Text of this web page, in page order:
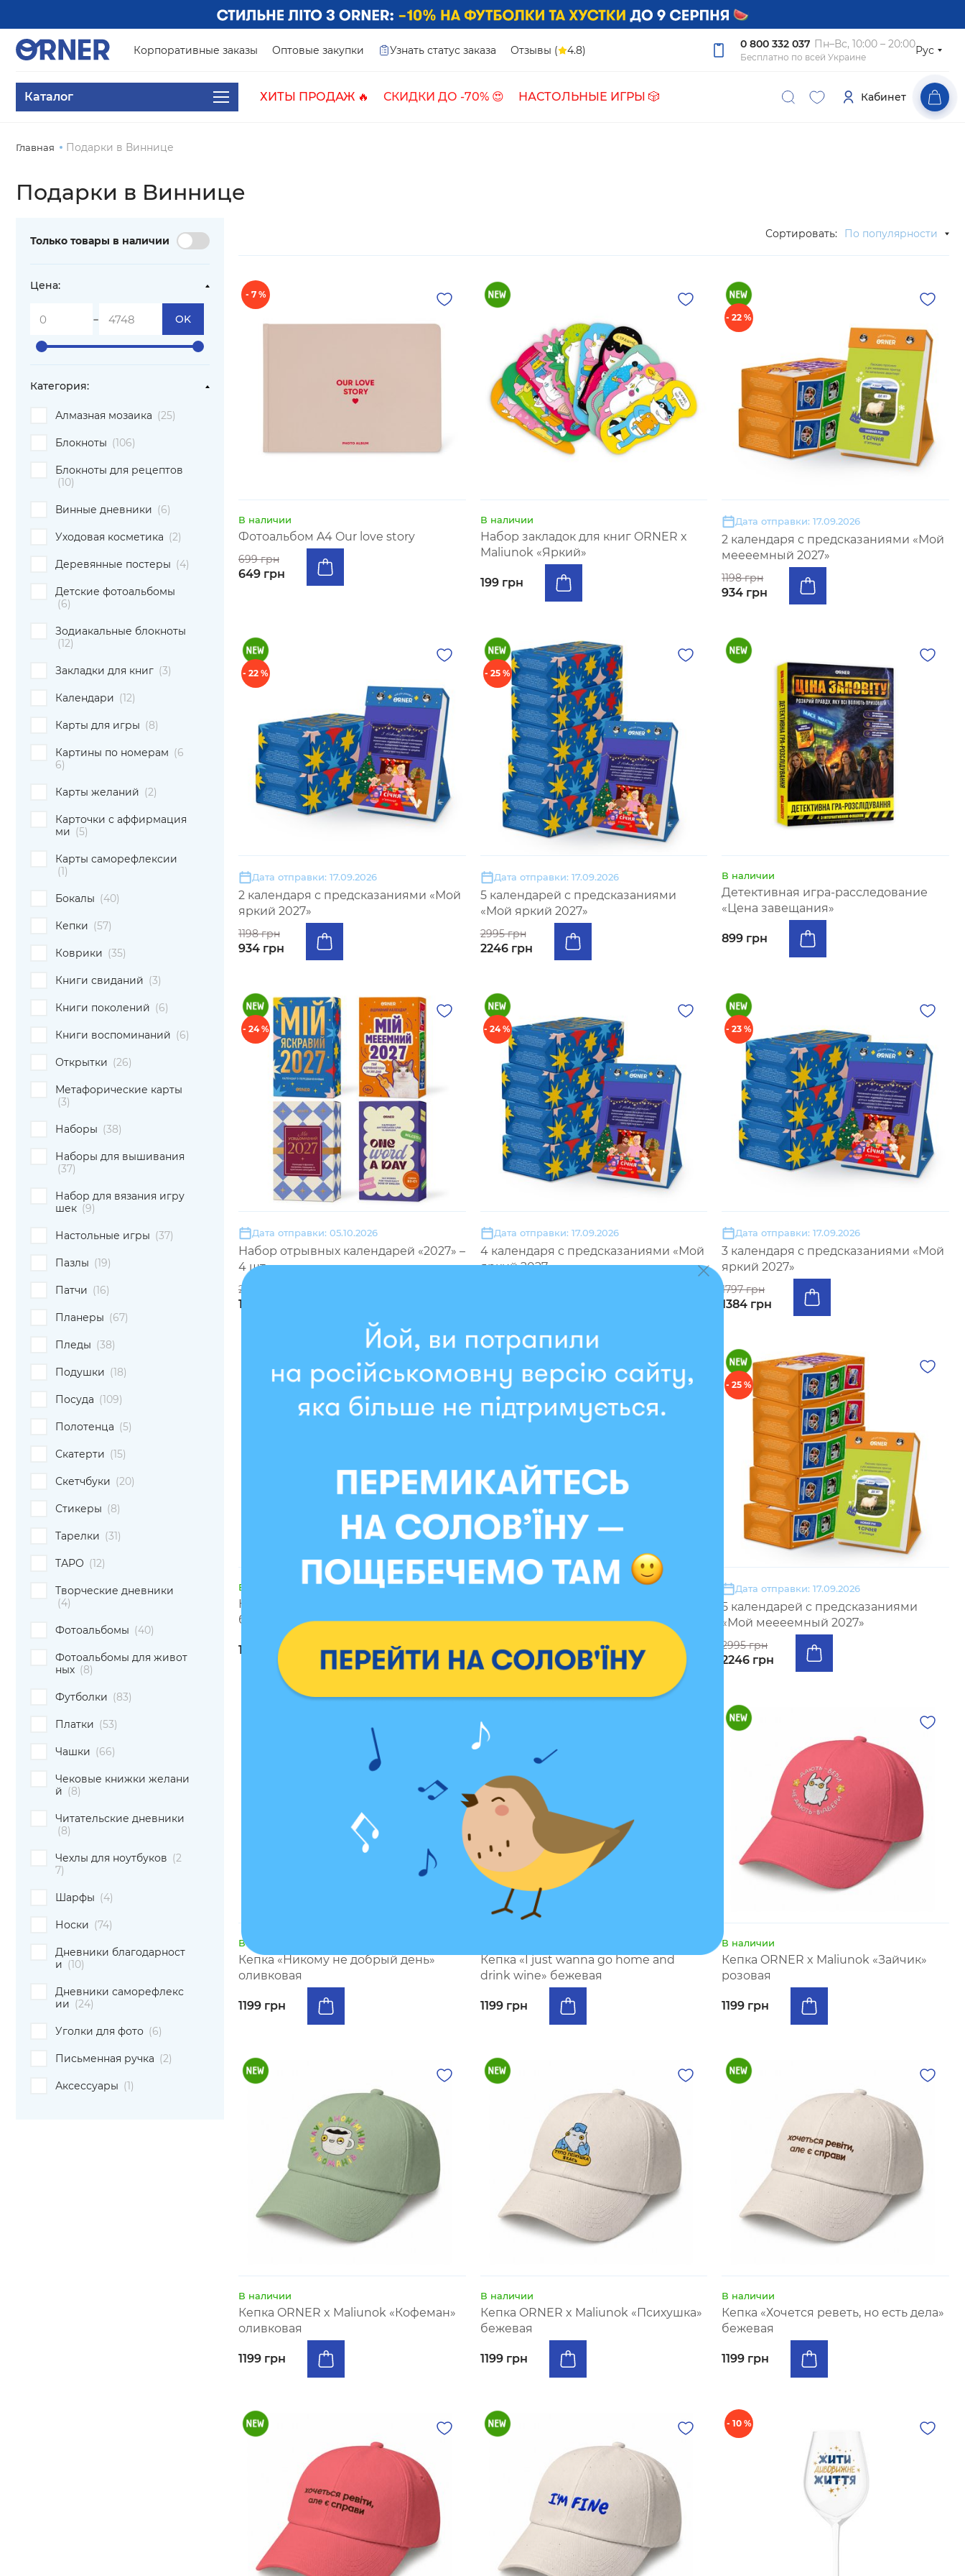
Корпоративные заказы Оптовые закупки Узнать статус заказа Отзывы ( 4.8) 0 800 332 037 Пн–Вс, 10:00 – 20:00
Бесплатно по всей Украине
Рус
Каталог ХИТЫ ПРОДАЖ 🔥 СКИДКИ ДО -70% 😍 НАСТОЛЬНЫЕ ИГРЫ 🎲 Кабинет
Главная Подарки в Виннице
Подарки в Виннице
Только товары в наличии
Цена:
- OK
Категория:
Алмазная мозаика (25)
Блокноты (106)
Блокноты для рецептов
(10)
Винные дневники (6)
Уходовая косметика (2)
Деревянные постеры (4)
Детские фотоальбомы
(6)
Зодиакальные блокноты
(12)
Закладки для книг (3)
Календари (12)
Карты для игры (8)
Картины по номерам (6
6)
Карты желаний (2)
Карточки с аффирмация
ми (5)
Карты саморефлексии
(1)
Бокалы (40)
Кепки (57)
Коврики (35)
Книги свиданий (3)
Книги поколений (6)
Книги воспоминаний (6)
Открытки (26)
Метафорические карты
(3)
Наборы (38)
Наборы для вышивания
(37)
Набор для вязания игру
шек (9)
Настольные игры (37)
Пазлы (19)
Патчи (16)
Планеры (67)
Пледы (38)
Подушки (18)
Посуда (109)
Полотенца (5)
Скатерти (15)
Скетчбуки (20)
Стикеры (8)
Тарелки (31)
ТАРО (12)
Творческие дневники
(4)
Фотоальбомы (40)
Фотоальбомы для живот
ных (8)
Футболки (83)
Платки (53)
Чашки (66)
Чековые книжки желани
й (8)
Читательские дневники
(8)
Чехлы для ноутбуков (2
7)
Шарфы (4)
Носки (74)
Дневники благодарност
и (10)
Дневники саморефлекс
ии (24)
Уголки для фото (6)
Письменная ручка (2)
Аксессуары (1)
Сортировать: По популярности
- 7 %
В наличии
Фотоальбом A4 Our love story
699 грн
649 грн
В наличии
Набор закладок для книг ORNER x
Maliunok «Яркий»
199 грн
- 22 %
Дата отправки: 17.09.2026
2 календаря с предсказаниями «Мой
меееемный 2027»
1198 грн
934 грн
- 22 %
Дата отправки: 17.09.2026
2 календаря с предсказаниями «Мой
яркий 2027»
1198 грн
934 грн
- 25 %
Дата отправки: 17.09.2026
5 календарей с предсказаниями
«Мой яркий 2027»
2995 грн
2246 грн
В наличии
Детективная игра-расследование
«Цена завещания»
899 грн
- 24 %
Дата отправки: 05.10.2026
Набор отрывных календарей «2027» –
4 шт.
2396 грн
1821 грн
- 24 %
Дата отправки: 17.09.2026
4 календаря с предсказаниями «Мой
яркий 2027»
- 23 %
Дата отправки: 17.09.2026
3 календаря с предсказаниями «Мой
яркий 2027»
1797 грн
1384 грн
В наличии
Кепка «Никому не добрый день»
бежевая
1199 грн
Дата отправки: 17.08.2026
проказник»
1299 грн
- 25 %
Дата отправки: 17.09.2026
5 календарей с предсказаниями
«Мой меееемный 2027»
2995 грн
2246 грн
В наличии
Кепка «Никому не добрый день»
оливковая
1199 грн
Кепка «I just wanna go home and
drink wine» бежевая
1199 грн
В наличии
Кепка ORNER x Maliunok «Зайчик»
розовая
1199 грн
В наличии
Кепка ORNER x Maliunok «Кофеман»
оливковая
1199 грн
В наличии
Кепка ORNER x Maliunok «Психушка»
бежевая
1199 грн
В наличии
Кепка «Хочется реветь, но есть дела»
бежевая
1199 грн
- 10 %